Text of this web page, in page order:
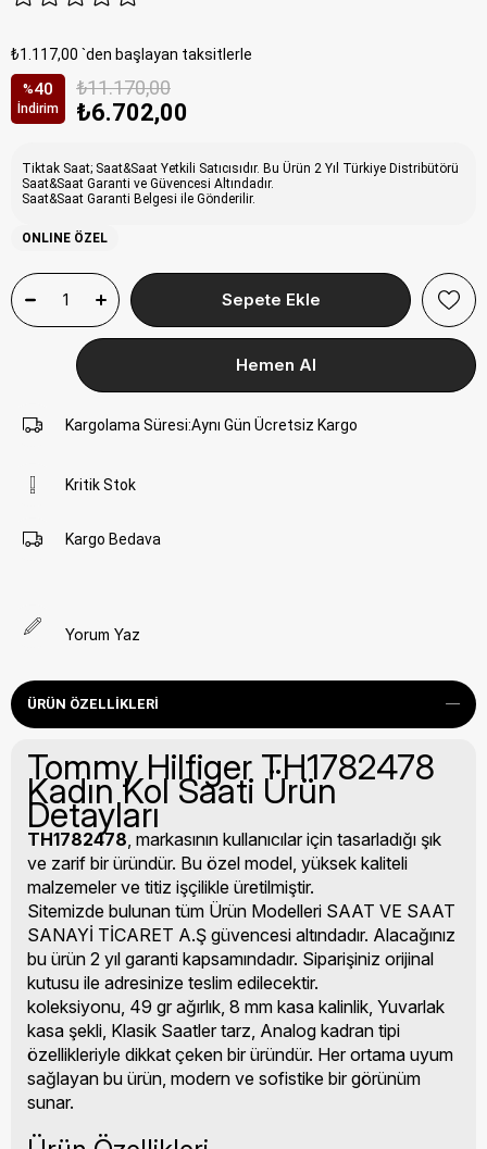
₺1.117,00 `den başlayan taksitlerle
%40
İndirim
₺11.170,00
₺6.702,00
Tiktak Saat; Saat&Saat Yetkili Satıcısıdır. Bu Ürün 2 Yıl Türkiye Distribütörü
Saat&Saat Garanti ve Güvencesi Altındadır.
Saat&Saat Garanti Belgesi ile Gönderilir.
ONLINE ÖZEL
Kargolama Süresi:Aynı Gün Ücretsiz Kargo
Kritik Stok
Kargo Bedava
Yorum Yaz
ÜRÜN ÖZELLIKLERI
Tommy Hilfiger TH1782478
Kadın Kol Saati Ürün
Detayları
TH1782478 , markasının kullanıcılar için tasarladığı şık
ve zarif bir üründür. Bu özel model, yüksek kaliteli
malzemeler ve titiz işçilikle üretilmiştir.
Sitemizde bulunan tüm Ürün Modelleri SAAT VE SAAT
SANAYİ TİCARET A.Ş güvencesi altındadır. Alacağınız
bu ürün 2 yıl garanti kapsamındadır. Siparişiniz orijinal
kutusu ile adresinize teslim edilecektir.
koleksiyonu, 49 gr ağırlık, 8 mm kasa kalinlik, Yuvarlak
kasa şekli, Klasik Saatler tarz, Analog kadran tipi
özellikleriyle dikkat çeken bir üründür. Her ortama uyum
sağlayan bu ürün, modern ve sofistike bir görünüm
sunar.